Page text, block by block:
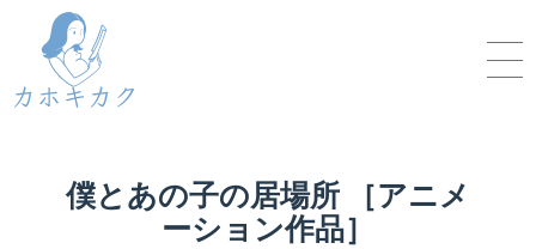
僕とあの子の居場所 ［アニメ
ーション作品］